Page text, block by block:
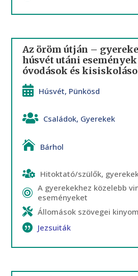
Az öröm útján –
húsvét utáni
óvodások és
Húsvét, Pünkösd
Családok, Gyerekek
Bárhol
Hitoktató/szülők,
A gyerekekhez közelebb
eseményeket
Állomások szövegei
Jezsuiták